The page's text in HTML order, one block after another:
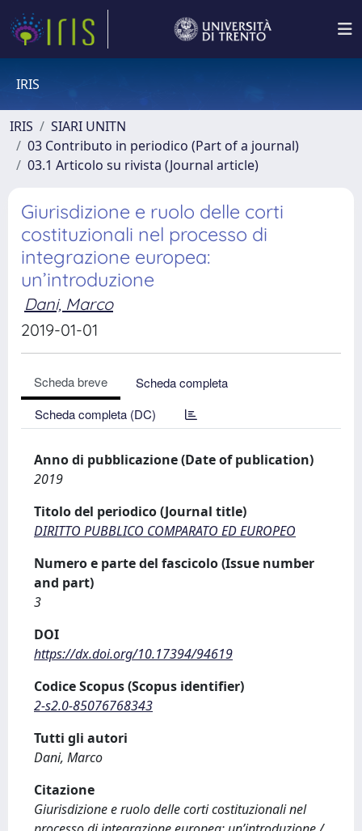
IRIS
IRIS
SIARI UNITN
03 Contributo in periodico (Part of a journal)
03.1 Articolo su rivista (Journal article)
Giurisdizione e ruolo delle corti
costituzionali nel processo di
integrazione europea:
un’introduzione
Dani, Marco
2019-01-01
Scheda breve
Scheda completa
Scheda completa (DC)
Anno di pubblicazione (Date of publication)
2019
Titolo del periodico (Journal title)
DIRITTO PUBBLICO COMPARATO ED EUROPEO
Numero e parte del fascicolo (Issue number
and part)
3
DOI
https://dx.doi.org/10.17394/94619
Codice Scopus (Scopus identifier)
2-s2.0-85076768343
Tutti gli autori
Dani, Marco
Citazione
Giurisdizione e ruolo delle corti costituzionali nel